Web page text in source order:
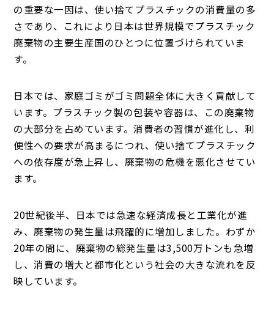
の重要な一因は、使い捨てプラスチックの消費量の多
さであり、これにより日本は世界規模でプラスチック
廃棄物の主要生産国のひとつに位置づけられていま
す。
日本では、家庭ゴミがゴミ問題全体に大きく貢献して
います。プラスチック製の包装や容器は、この廃棄物
の大部分を占めています。消費者の習慣が進化し、利
便性への要求が高まるにつれ、使い捨てプラスチック
への依存度が急上昇し、廃棄物の危機を悪化させてい
ます。
20世紀後半、日本では急速な経済成長と工業化が進
み、廃棄物の発生量は飛躍的に増加しました。わずか
20年の間に、廃棄物の総発生量は3,500万トンも急増
し、消費の増大と都市化という社会の大きな流れを反
映しています。